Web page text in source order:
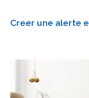
Creer une alerte
Pièces